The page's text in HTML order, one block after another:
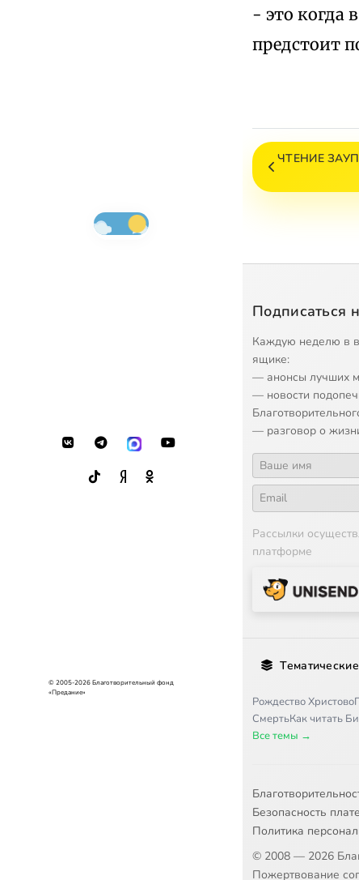
© 2005-2026 Благотворительный фонд
«Предание»
- это когда
предстоит
ЧТЕНИЕ
Подписаться
Каждую неделю в
ящике:
— анонсы лучших
— новости
— разговор о
Рассылки
платформе
Рождество Христово
СмертьКак читать
Все темы →
Безопасность
Политика
© 2008 — 2026
Пожертвование